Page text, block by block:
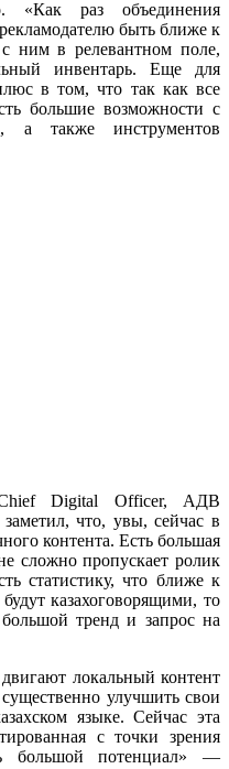
«Как раз объединения
быть ближе к
ним в релевантном поле,
инвентарь. Еще для
в том, что так как все
большие возможности с
а также инструментов
Digital Officer, АДВ
заметил, что, увы, сейчас в
контента. Есть большая
сложно пропускает ролик
статистику, что ближе к
казахоговорящими, то
тренд и запрос на
локальный контент
улучшить свои
языке. Сейчас эта
с точки зрения
большой потенциал» —